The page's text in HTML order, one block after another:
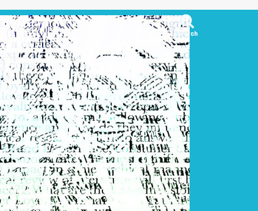
search